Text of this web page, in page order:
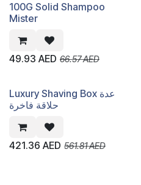
100G Solid Shampoo
Mister
49.93 AED 66.57AED
Luxury Shaving Box عدة
حلاقة فاخرة
421.36 AED 561.81AED